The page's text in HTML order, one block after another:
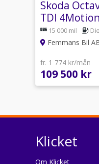
Skoda
TDI
Sekventiell
15 000 mil
Femmans Bil
fr. 1 774 kr/mån
109 500 kr
Klicket
Om Klicket